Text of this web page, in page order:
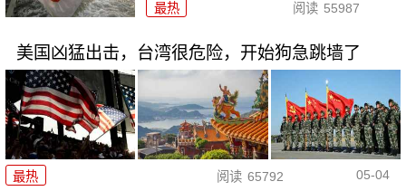
最热 阅读 55987
美国凶猛出击，台湾很危险，开始狗急跳墙了
最热 阅读 65792 05-04